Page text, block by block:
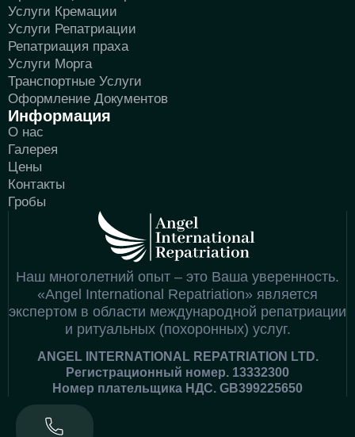
Услуги Кремации
Услуги Репатриации
Репатриация праха
Услуги Морга
Транспортные Услуги
Оформление Документов
Информация
О нас
Галерея
Цены
Контакты
Гробы
Наш многолетний опыт – это Ваша уверенность.
«Angel International Repatriation» является
экспертом в области международной репатриации
и ритуальных (похоронных) услуг.
ANGEL INTERNATIONAL REPATRIATION LTD.
Регистрационный номер. 13332300
Номер плательщика НДС. GB399225650